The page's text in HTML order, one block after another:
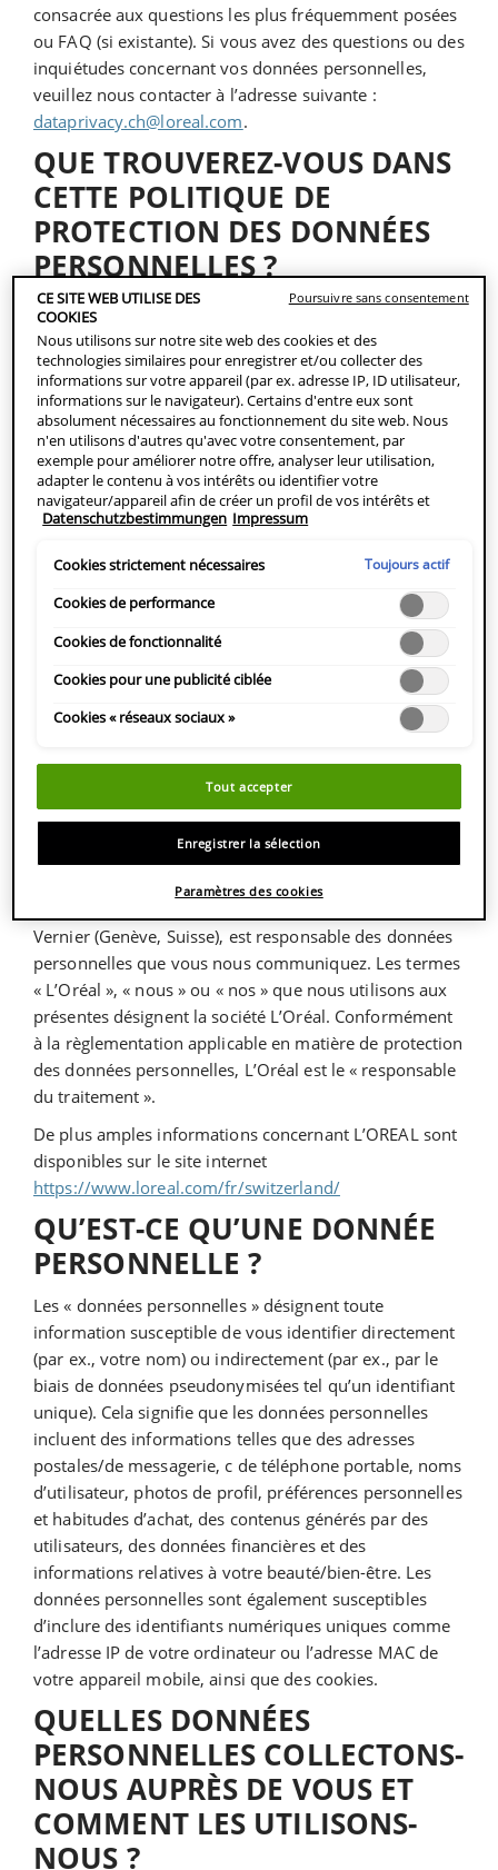
consacrée aux questions les plus fréquemment posées
ou FAQ (si existante). Si vous avez des questions ou des
inquiétudes concernant vos données personnelles,
veuillez nous contacter à l’adresse suivante :
dataprivacy.ch@loreal.com.
QUE TROUVEREZ-VOUS DANS
CETTE POLITIQUE DE
PROTECTION DES DONNÉES
PERSONNELLES ?
Qui sommes-nous ?
Qu’est-ce qu’une donnée personnelle ?
Quelles données personnelles collectons-nous
auprès de vous et comment les utilisons-nous ?
Comment collectons-nous ou recevons-nous vos
données personnelles ?
Prise de décision individuelle automatisée
Profilage
Qui peut accéder à vos données personnelles ?
Combien de temps conservons-nous vos données
personnelles ?
La sécurité de mes données personnelles est-elle
Liens vers des sites tiers et connexion à des réseaux
sociaux
utilisateurs
Vos droits et vos choix
Contact
QUI SOMMES-NOUS ?
Vernier (Genève, Suisse), est responsable des données
personnelles que vous nous communiquez. Les termes
« L’Oréal », « nous » ou « nos » que nous utilisons aux
présentes désignent la société L’Oréal. Conformément
à la règlementation applicable en matière de protection
des données personnelles, L’Oréal est le « responsable
du traitement ».
De plus amples informations concernant L’OREAL sont
disponibles sur le site internet
https://www.loreal.com/fr/switzerland/
QU’EST-CE QU’UNE DONNÉE
PERSONNELLE ?
Les « données personnelles » désignent toute
information susceptible de vous identifier directement
(par ex., votre nom) ou indirectement (par ex., par le
biais de données pseudonymisées tel qu’un identifiant
unique). Cela signifie que les données personnelles
incluent des informations telles que des adresses
postales/de messagerie, c de téléphone portable, noms
d’utilisateur, photos de profil, préférences personnelles
et habitudes d’achat, des contenus générés par des
utilisateurs, des données financières et des
informations relatives à votre beauté/bien-être. Les
données personnelles sont également susceptibles
d’inclure des identifiants numériques uniques comme
l’adresse IP de votre ordinateur ou l’adresse MAC de
votre appareil mobile, ainsi que des cookies.
QUELLES DONNÉES
PERSONNELLES COLLECTONS-
NOUS AUPRÈS DE VOUS ET
COMMENT LES UTILISONS-
NOUS ?
CE SITE WEB UTILISE DES
COOKIES
Nous utilisons sur notre site web des cookies et des
technologies similaires pour enregistrer et/ou collecter des
informations sur votre appareil (par ex. adresse IP, ID utilisateur,
informations sur le navigateur). Certains d'entre eux sont
absolument nécessaires au fonctionnement du site web. Nous
n'en utilisons d'autres qu'avec votre consentement, par
exemple pour améliorer notre offre, analyser leur utilisation,
adapter le contenu à vos intérêts ou identifier votre
navigateur/appareil afin de créer un profil de vos intérêts et
vous montrer des publicités pertinentes sur d'autres offres en
nécessaires ("Tout accepter"), les refuser ("Poursuivre sans
vos choix ("Enregistrer la sélection"). En outre, vous pouvez à
"Paramètres des cookies") et les adapter ultérieurement. Pour
plus d'informations, nous vous prions de vous référer à notre
politique de protection des données personnelles.
Datenschutzbestimmungen Impressum
Cookies strictement nécessaires Toujours actif
Cookies de performance
Cookies de fonctionnalité
Cookies pour une publicité ciblée
Cookies « réseaux sociaux »
Tout accepter
Enregistrer la sélection
Paramètres des cookies
Poursuivre sans consentement